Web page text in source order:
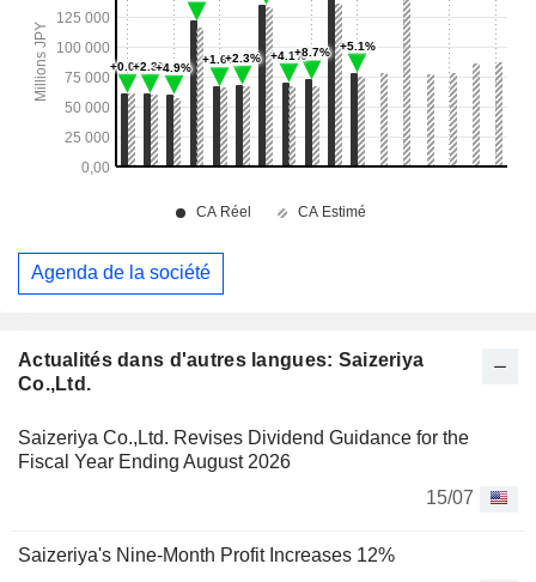
Actualités dans d'autres langues: Saizeriya
Co.,Ltd.
Saizeriya Co.,Ltd. Revises Dividend Guidance for the
Fiscal Year Ending August 2026
15/07
Saizeriya's Nine-Month Profit Increases 12%
Agenda de la société